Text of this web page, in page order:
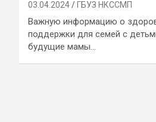
03.04.2024 ГБУЗ НКССМП
Важную информацию о
поддержки для семей с
будущие мамы…